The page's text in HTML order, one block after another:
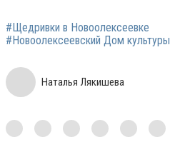
#Щедривки в Новоолексеевке
#Новоолексеевский Дом культуры
Наталья Лякишева